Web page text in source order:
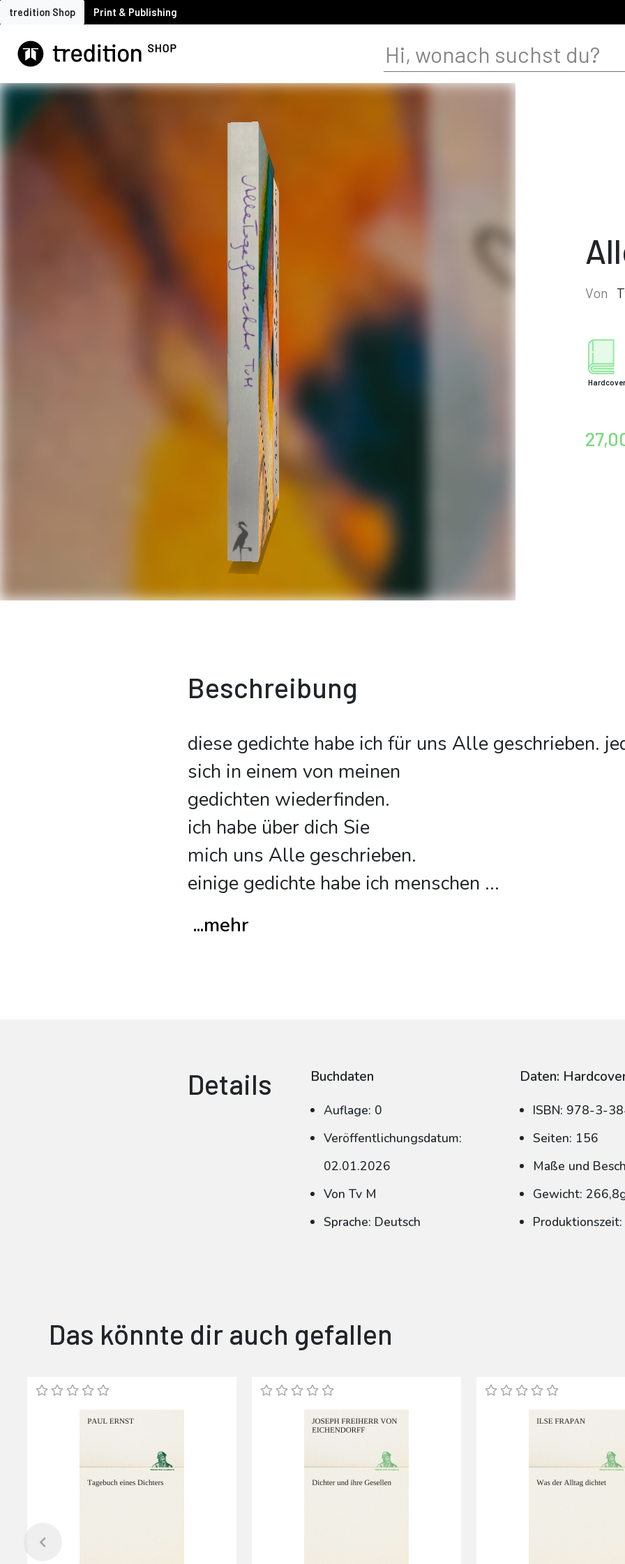
tredition Shop Print & Publishing
Von
Hardcover
Beschreibung
diese gedichte habe ich für uns Alle geschrieben.
sich in einem von meinen
gedichten wiederfinden.
ich habe über dich Sie
mich uns Alle geschrieben.
einige gedichte habe ich menschen ...
...mehr
Details Buchdaten
Auflage: 0
Veröffentlichungsdatum:
02.01.2026
Von Tv M
Sprache: Deutsch
Daten:
ISBN: 978-3-
Seiten: 156
Maße und
Gewicht:
Das könnte dir auch gefallen